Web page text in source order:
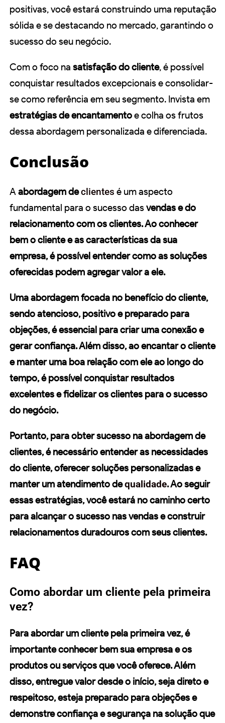
positivas, você estará construindo uma reputação
sólida e se destacando no mercado, garantindo o
sucesso do seu negócio.
Com o foco na satisfação do cliente, é possível
conquistar resultados excepcionais e consolidar-
se como referência em seu segmento. Invista em
estratégias de encantamentoe colha os frutos
dessa abordagem personalizada e diferenciada.
Conclusão
Aabordagem declientes é um aspecto
fundamental para o sucesso dasvendas e do
relacionamento com os clientes. Ao conhecer
bem o cliente e as características da sua
empresa, é possível entender como as soluções
oferecidas podem agregar valor a ele.
Uma abordagem focada no benefício do cliente,
sendo atencioso, positivo e preparado para
objeções, é essencial para criar uma conexão e
gerar confiança. Além disso, ao encantar o cliente
e manter uma boa relação com ele ao longo do
tempo, é possível conquistar resultados
excelentes e fidelizar os clientes para o sucesso
do negócio.
Portanto, para obter sucesso naabordagem de
clientes, é necessário entender as necessidades
do cliente, oferecer soluções personalizadas e
manter umatendimentodequalidade. Ao seguir
essas estratégias, você estará no caminho certo
para alcançar o sucesso nasvendase construir
relacionamentos duradouros com seus clientes.
FAQ
Como abordar um cliente pela primeira
vez?
Para abordar um cliente pela primeira vez, é
importante conhecer bem sua empresa e os
produtos ou serviços que você oferece. Além
disso, entregue valor desde o início, seja direto e
respeitoso, esteja preparado para objeções e
demonstre confiança e segurança na solução que